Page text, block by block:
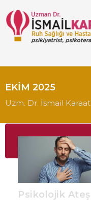
EKIM 2025
Uzm. Dr. İsmail
Psikolojik